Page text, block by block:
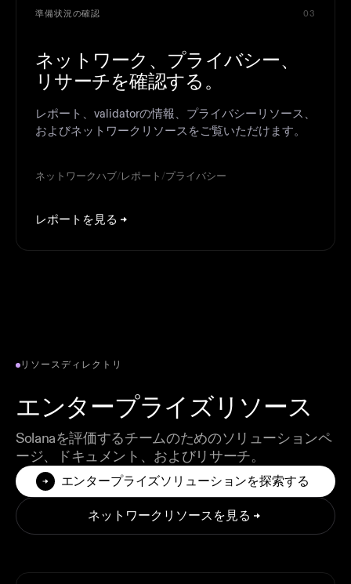
準備状況の確認 03
ネットワーク、プライバシー、
リサーチを確認する。
レポート、validatorの情報、プライバシーリソース、
およびネットワークリソースをご覧いただけます。
ネットワークハブ/レポート /プライバシー
レポートを見る
リソースディレクトリ
エンタープライズリソース
Solanaを評価するチームのためのソリューションペ
ージ、ドキュメント、およびリサーチ。
エンタープライズソリューションを探索する
ネットワークリソースを見る